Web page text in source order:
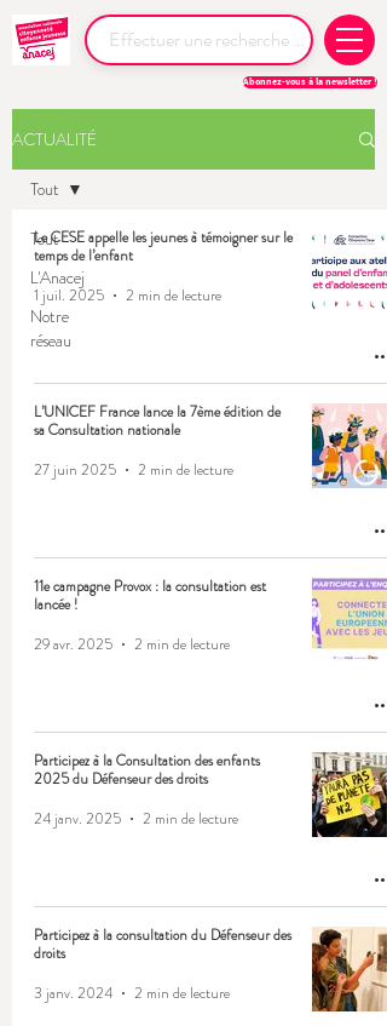
Abonnez-vous à la newsletter !
ACTUALITÉ
Tout
L'Anacej
Notre
réseau
Tout
Le CESE appelle les jeunes à témoigner sur le
temps de l’enfant
1 juil. 2025
2 min de lecture
L’UNICEF France lance la 7ème édition de
sa Consultation nationale
27 juin 2025
2 min de lecture
11e campagne Provox : la consultation est
lancée !
29 avr. 2025
2 min de lecture
Participez à la Consultation des enfants
2025 du Défenseur des droits
24 janv. 2025
2 min de lecture
Participez à la consultation du Défenseur des
droits
3 janv. 2024
2 min de lecture